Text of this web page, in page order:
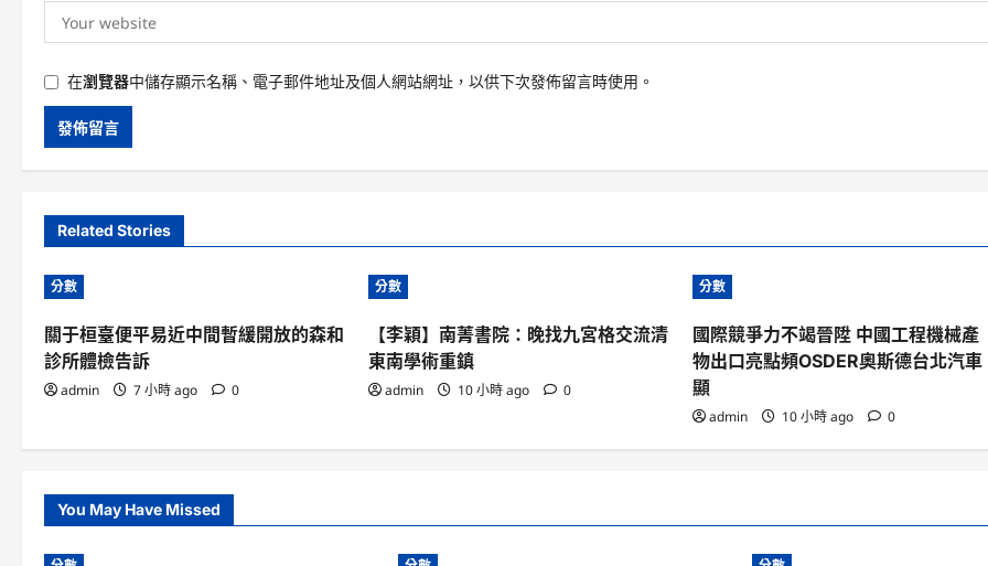
在瀏覽器中儲存顯示名稱、電子郵件地址及個人網站網址，以供下次發佈留言時使用。
Related Stories
分數
關于桓臺便平易近中間暫緩開放的森和
診所體檢告訴
admin 7 小時 ago 0
分數
【李穎】南菁書院：晚找九宮格交流清
東南學術重鎮
admin 10 小時 ago 0
分數
國際競爭力不竭晉陞 中國工程機械產
物出口亮點頻OSDER奧斯德台北汽車
顯
admin 10 小時 ago 0
You May Have Missed